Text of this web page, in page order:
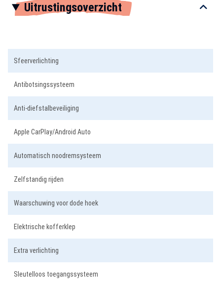
Uitrustingsoverzicht
Sfeerverlichting
Antibotsingssysteem
Anti-diefstalbeveiliging
Apple CarPlay/Android Auto
Automatisch noodremsysteem
Zelfstandig rijden
Waarschuwing voor dode hoek
Elektrische kofferklep
Extra verlichting
Sleutelloos toegangssysteem